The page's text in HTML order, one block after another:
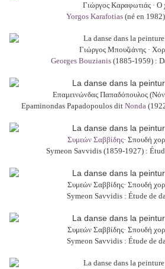
Γιώργος Καραφωτιάς · Ο
Yorgos Karafotias(né en
Γιώργος Μπουζιάνης · Χ
Georges Bouzianis (1885-1959) :
Επαμεινώνδας Παπαδόπουλος
Epaminondas Papadopoulos dit Nonda
Συμεών Σαββίδης· Σπουδή
Symeon Savvidis (1859-1927) :
Συμεών Σαββίδης· Σπουδή
Symeon Savvidis : Étude de
Συμεών Σαββίδης· Σπουδή
Symeon Savvidis : Étude de